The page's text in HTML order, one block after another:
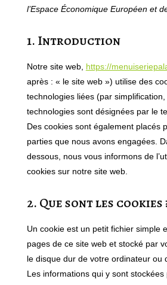
l’Espace Économique Européen et
1. Introduction
Notre site web, https://
après : « le site web ») utilise des
technologies liées (par
technologies sont désignées par le
Des cookies sont également placés
parties que nous avons engagées.
dessous, nous vous informons de
cookies sur notre site web.
2. Que sont les cookies
Un cookie est un petit fichier simple
pages de ce site web et stocké par
le disque dur de votre ordinateur ou
Les informations qui y sont stockées